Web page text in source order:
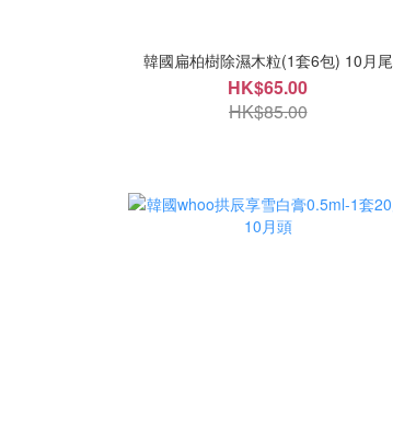
韓國扁柏樹除濕木粒(1套6包) 10月尾
HK$65.00
HK$85.00